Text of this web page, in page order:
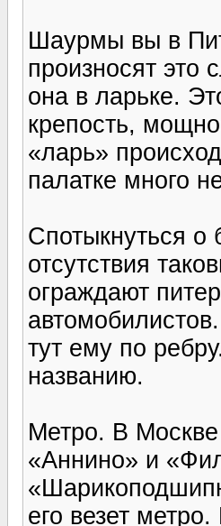
Шаурмы вы в
произносят это
она в ларьке.
крепость,
«ларь»
палатке много
Спотыкнуться
отсутствия
ограждают
тут ему по
названию.
Метро. В Москве
«Аннино» и
его везет